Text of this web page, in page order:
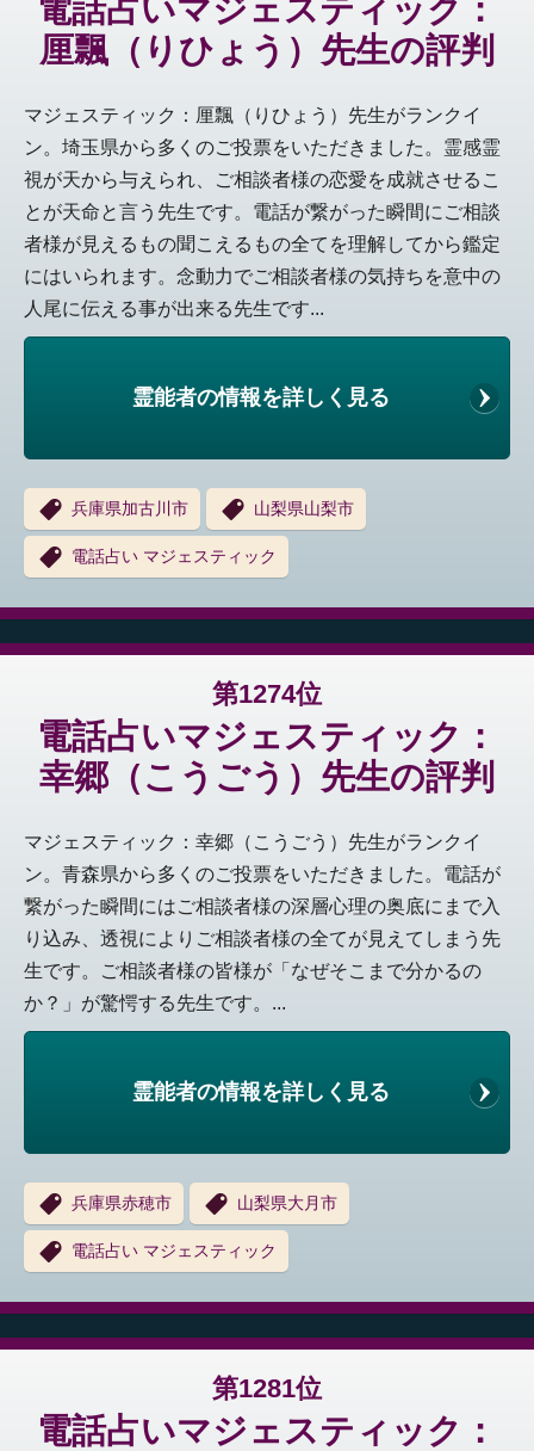
電話占いマジェスティック：
厘飄（りひょう）先生の評判
マジェスティック：厘飄（りひょう）先生がランクイ
ン。埼玉県から多くのご投票をいただきました。霊感霊
視が天から与えられ、ご相談者様の恋愛を成就させるこ
とが天命と言う先生です。電話が繋がった瞬間にご相談
者様が見えるもの聞こえるもの全てを理解してから鑑定
にはいられます。念動力でご相談者様の気持ちを意中の
人尾に伝える事が出来る先生です...
霊能者の情報を詳しく見る
兵庫県加古川市 山梨県山梨市
電話占い マジェスティック
第1274位
電話占いマジェスティック：
幸郷（こうごう）先生の評判
マジェスティック：幸郷（こうごう）先生がランクイ
ン。青森県から多くのご投票をいただきました。電話が
繋がった瞬間にはご相談者様の深層心理の奥底にまで入
り込み、透視によりご相談者様の全てが見えてしまう先
生です。ご相談者様の皆様が「なぜそこまで分かるの
か？」が驚愕する先生です。...
霊能者の情報を詳しく見る
兵庫県赤穂市 山梨県大月市
電話占い マジェスティック
第1281位
電話占いマジェスティック：